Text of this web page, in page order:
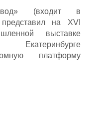
(входит в
на XVI
выставке
платформу